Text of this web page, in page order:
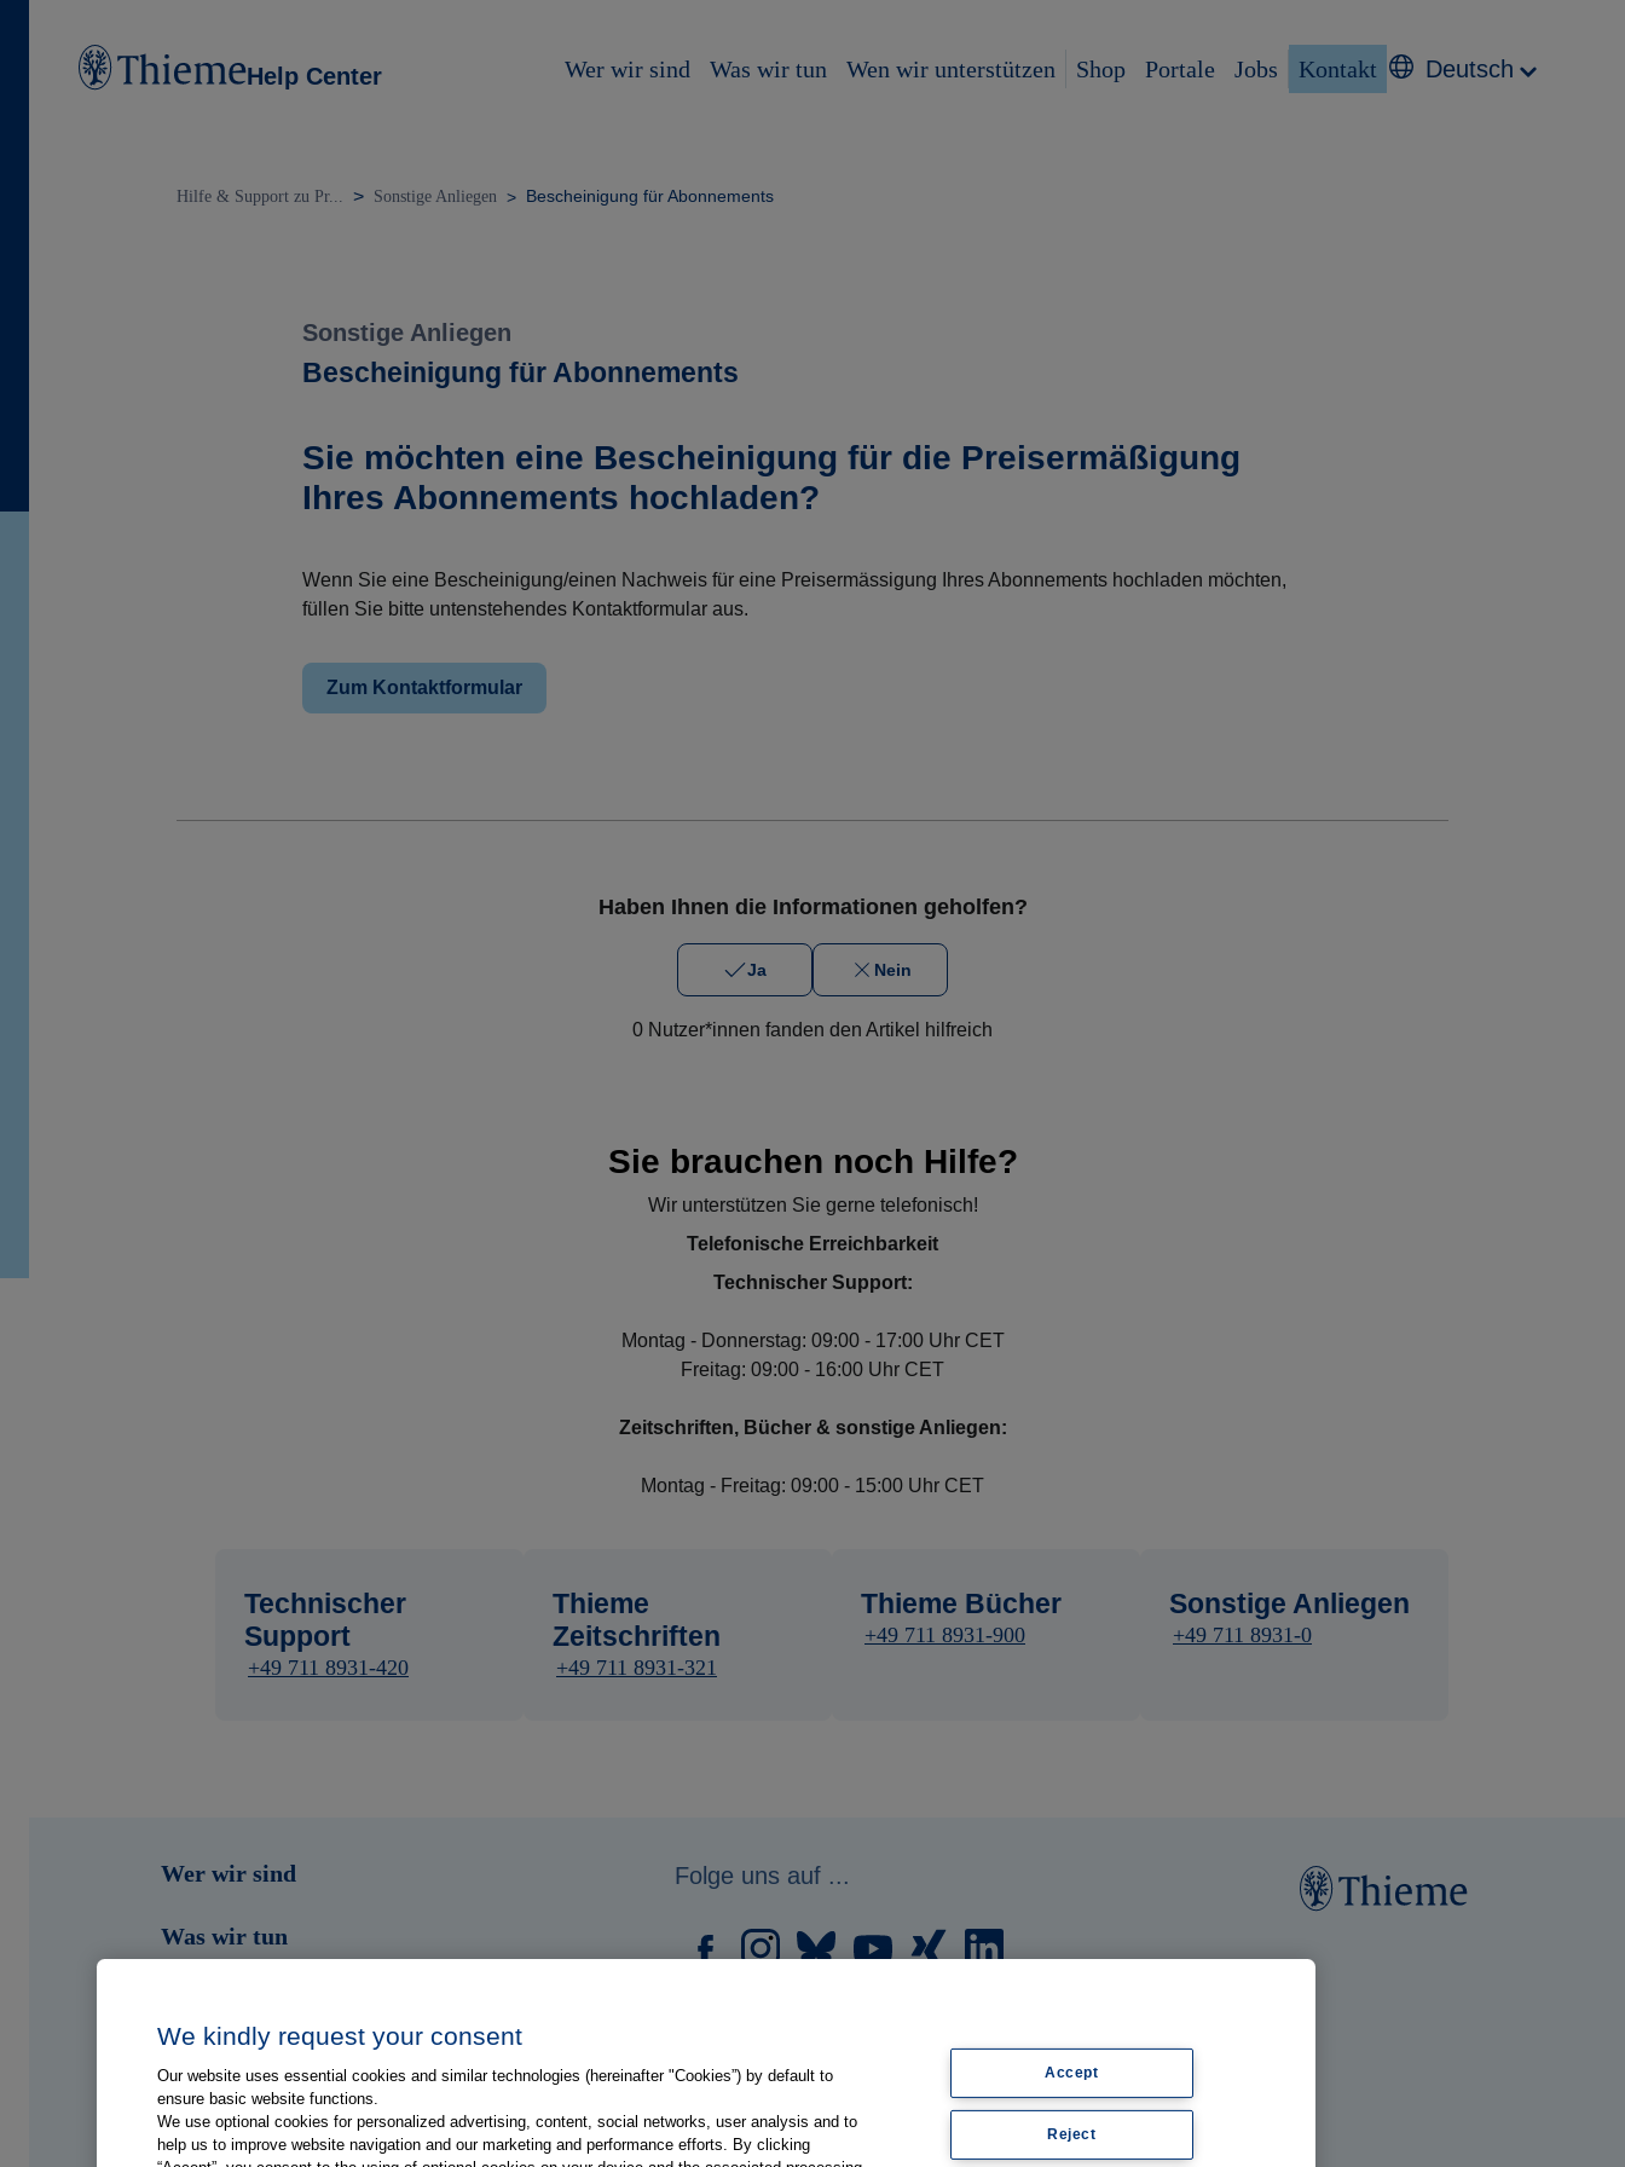
Help Center Wer wir sind Was wir tun Wen wir unterstützen Shop Portale Jobs Kontakt Deutsch
Hilfe & Support zu Pr... Sonstige Anliegen Bescheinigung für Abonnements
Sonstige Anliegen
Bescheinigung für Abonnements
Sie möchten eine Bescheinigung für die Preisermäßigung
Ihres Abonnements hochladen?
Wenn Sie eine Bescheinigung/einen Nachweis für eine Preisermässigung Ihres Abonnements hochladen möchten,
füllen Sie bitte untenstehendes Kontaktformular aus.
Zum Kontaktformular
Haben Ihnen die Informationen geholfen?
Ja Nein
0 Nutzer*innen fanden den Artikel hilfreich
Sie brauchen noch Hilfe?
Wir unterstützen Sie gerne telefonisch!
Telefonische Erreichbarkeit
Technischer Support:
Montag - Donnerstag: 09:00 - 17:00 Uhr CET
Freitag: 09:00 - 16:00 Uhr CET
Zeitschriften, Bücher & sonstige Anliegen:
Montag - Freitag: 09:00 - 15:00 Uhr CET
Technischer
Support
+49 711 8931-420
Thieme
Zeitschriften
+49 711 8931-321
Thieme Bücher
+49 711 8931-900
Sonstige Anliegen
+49 711 8931-0
Wer wir sind
Was wir tun
Portale
Folge uns auf ...
We kindly request your consent
Our website uses essential cookies and similar technologies (hereinafter "Cookies”) by default to
ensure basic website functions.
We use optional cookies for personalized advertising, content, social networks, user analysis and to
help us to improve website navigation and our marketing and performance efforts. By clicking
Accept
Reject